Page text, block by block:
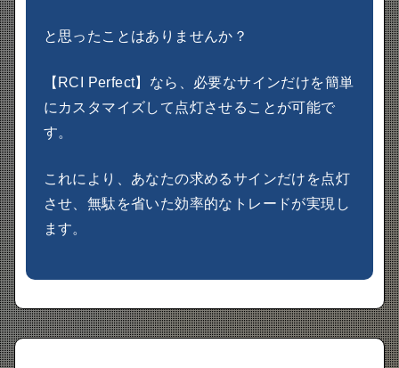
と思ったことはありませんか？
【RCI Perfect】なら、必要なサインだけを簡単
にカスタマイズして点灯させることが可能で
す。
これにより、あなたの求めるサインだけを点灯
させ、無駄を省いた効率的なトレードが実現し
ます。